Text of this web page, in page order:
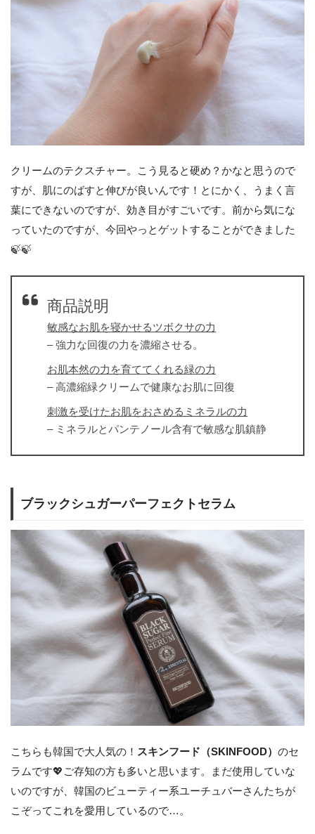
クリームのテクスチャー。こう見ると硬め？かなと思うので
すが、肌にのばすと伸びが良いんです！とにかく、うまく言
葉にできないのですが、効き目がすごいです。前から気にな
っていたのですが、今回やっとゲットすることができました
🍃🍃
商品説明
敏感なお肌を寝かせるツボクサの力
– 強力な回復の力を濃縮させる。
お肌本然の力を育ててくれる緑の力
– 高濃縮緑クリームで健康なお肌に回復
刺激を受けたお肌をおさめるミネラルの力
– ミネラルとパンテノール含有で敏感な肌鎮静
ブラックシュガーパーフェクトセラム
こちらも韓国で大人気の！ スキンフード（SKINFOOD） のセ
ラムです💖ご存知の方も多いと思います。まだ使用していな
いのですが、韓国のビューティー系ユーチュバーさんたちが
こぞってこれを愛用しているので…。